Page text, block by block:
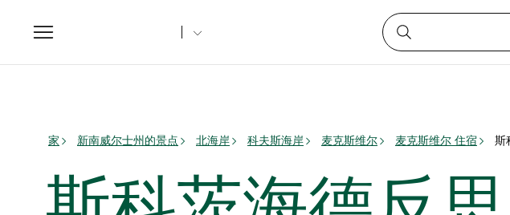
Toggle
navigation
家 新南威尔士州的景点 北海岸 科夫斯海岸 麦克斯维尔 麦克斯维尔 住宿 斯